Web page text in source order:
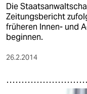
Die
Zeitungsbericht
früheren Innen- und
beginnen.
26.2.2014